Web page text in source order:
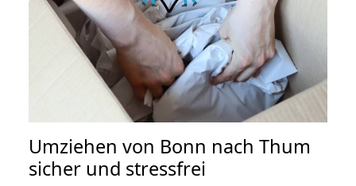
Umziehen von Bonn nach Thum
sicher und stressfrei